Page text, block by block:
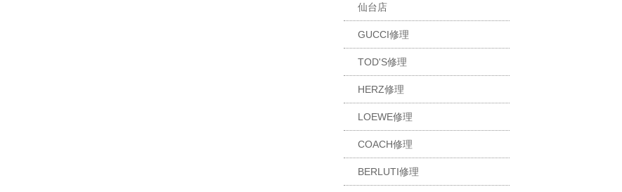
仙台店
GUCCI修理
TOD'S修理
HERZ修理
LOEWE修理
COACH修理
BERLUTI修理